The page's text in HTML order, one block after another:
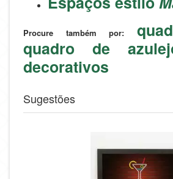
Procure também por:
quadro de
decorativos
Sugestões